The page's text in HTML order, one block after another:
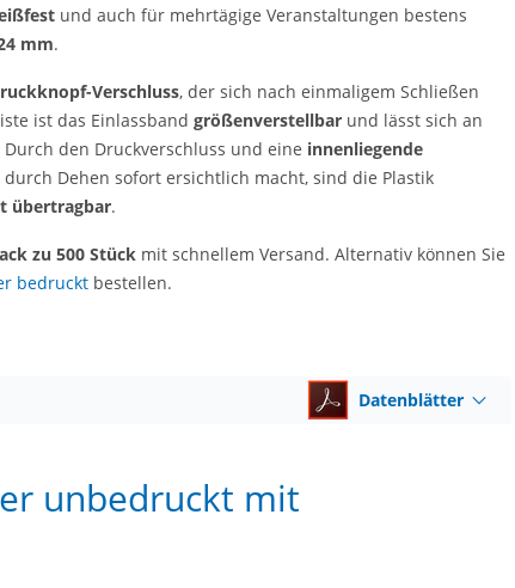
und auch für mehrtägige Veranstaltungen bestens
mm.
Verschluss, der sich nach einmaligem Schließen
ist das Einlassband größenverstellbar und lässt sich an
den Druckverschluss und eine innenliegende
Dehen sofort ersichtlich macht, sind die Plastik
übertragbar.
zu 500 Stück mit schnellem Versand. Alternativ können Sie
bedruckt bestellen.
Datenblätter
unbedruckt mit